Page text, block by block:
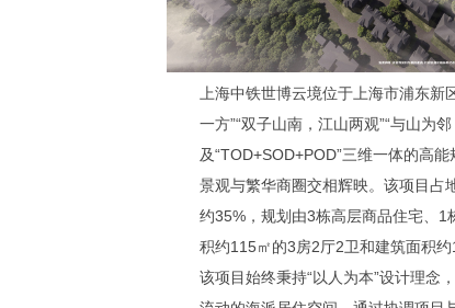
上海中铁世博云境位于上海市浦东
一方”“双子山南，江山两观”“与山为
及“TOD+SOD+POD”三维一体的高
景观与繁华商圈交相辉映。该项目占
约35%，规划由3栋高层商品住宅、
积约115㎡的3房2厅2卫和建筑面积约
该项目始终秉持“以人为本”设计理念